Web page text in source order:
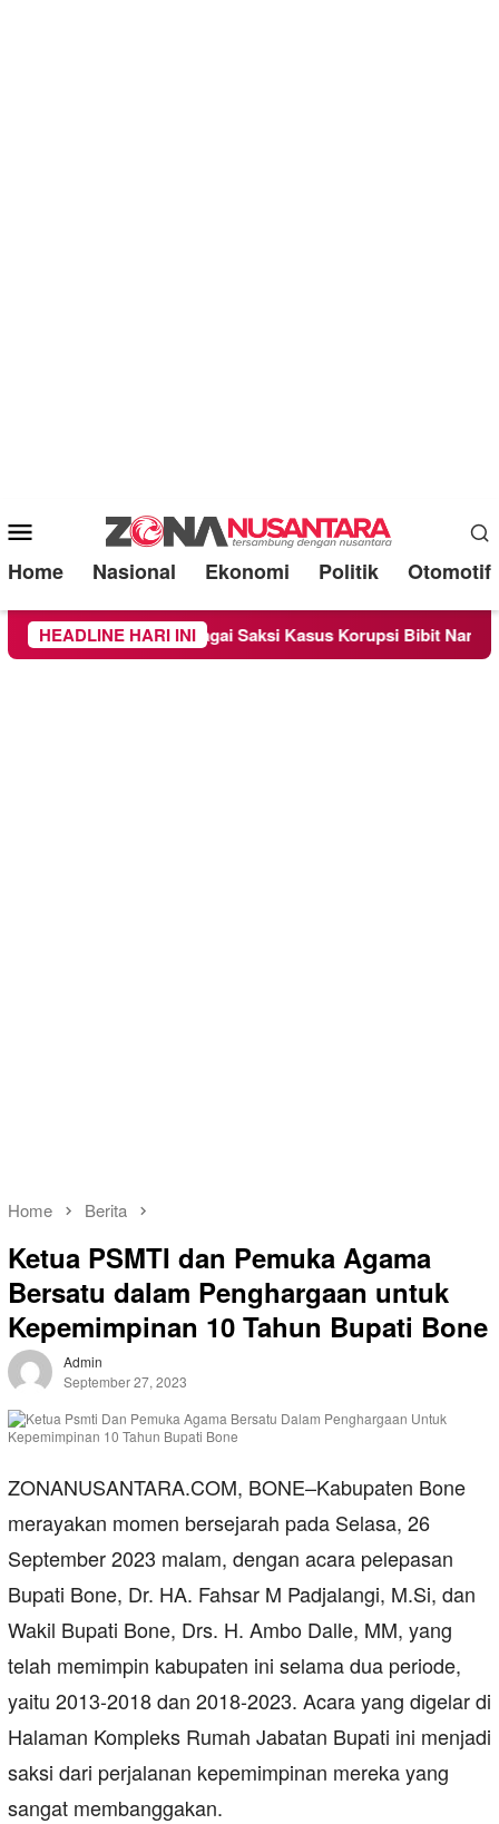
Mobile
Menu
Home Nasional Ekonomi Politik Otomotif
HEADLINE HARI INI
Diperiksa Sebagai Saksi Kasus Korupsi Bibit Nanas Sulsel
Home Berita
Ketua PSMTI dan Pemuka Agama
Bersatu dalam Penghargaan untuk
Kepemimpinan 10 Tahun Bupati Bone
Admin
September 27, 2023
ZONANUSANTARA.COM, BONE–Kabupaten Bone
merayakan momen bersejarah pada Selasa, 26
September 2023 malam, dengan acara pelepasan
Bupati Bone, Dr. HA. Fahsar M Padjalangi, M.Si, dan
Wakil Bupati Bone, Drs. H. Ambo Dalle, MM, yang
telah memimpin kabupaten ini selama dua periode,
yaitu 2013-2018 dan 2018-2023. Acara yang digelar di
Halaman Kompleks Rumah Jabatan Bupati ini menjadi
saksi dari perjalanan kepemimpinan mereka yang
sangat membanggakan.